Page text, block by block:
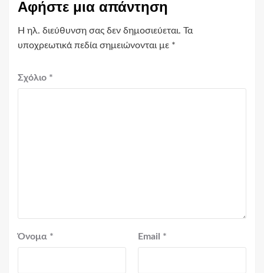
Αφήστε μια απάντηση
Η ηλ. διεύθυνση σας δεν δημοσιεύεται. Τα
υποχρεωτικά πεδία σημειώνονται με *
Σχόλιο *
Όνομα * Email *